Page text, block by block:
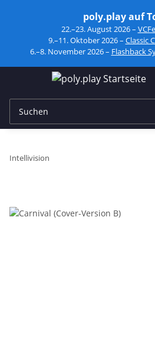
poly.play auf
22.–23. August 2026 – VCFe
9.–11. Oktober 2026 – Classic
6.–8. November 2026 – Flashback
Intellivision